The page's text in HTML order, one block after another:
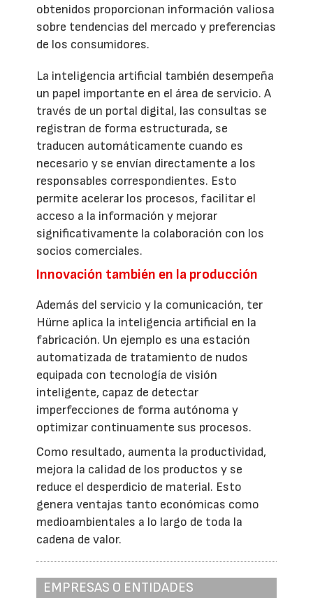
obtenidos proporcionan información valiosa
sobre tendencias del mercado y preferencias
de los consumidores.
La inteligencia artificial también desempeña
un papel importante en el área de servicio. A
través de un portal digital, las consultas se
registran de forma estructurada, se
traducen automáticamente cuando es
necesario y se envían directamente a los
responsables correspondientes. Esto
permite acelerar los procesos, facilitar el
acceso a la información y mejorar
significativamente la colaboración con los
socios comerciales.
Innovación también en la producción
Además del servicio y la comunicación, ter
Hürne aplica la inteligencia artificial en la
fabricación. Un ejemplo es una estación
automatizada de tratamiento de nudos
equipada con tecnología de visión
inteligente, capaz de detectar
imperfecciones de forma autónoma y
optimizar continuamente sus procesos.
Como resultado, aumenta la productividad,
mejora la calidad de los productos y se
reduce el desperdicio de material. Esto
genera ventajas tanto económicas como
medioambientales a lo largo de toda la
cadena de valor.
EMPRESAS O ENTIDADES